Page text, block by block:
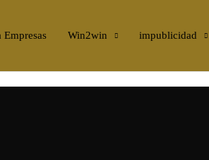
Empresas Win2win impublicidad